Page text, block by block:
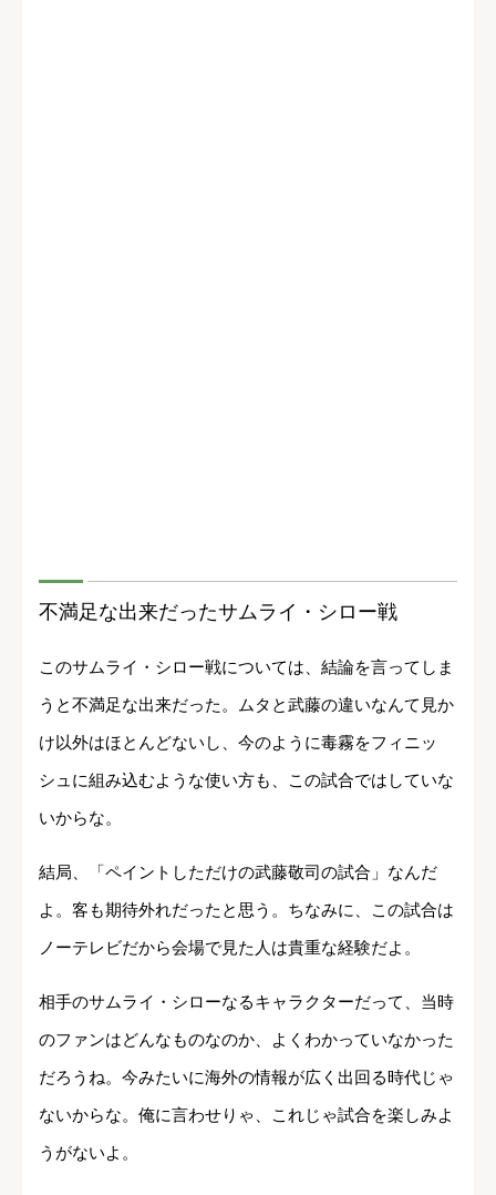
不満足な出来だったサムライ・シロー戦
このサムライ・シロー戦については、結論を言ってしま
うと不満足な出来だった。ムタと武藤の違いなんて見か
け以外はほとんどないし、今のように毒霧をフィニッ
シュに組み込むような使い方も、この試合ではしていな
いからな。
結局、「ペイントしただけの武藤敬司の試合」なんだ
よ。客も期待外れだったと思う。ちなみに、この試合は
ノーテレビだから会場で見た人は貴重な経験だよ。
相手のサムライ・シローなるキャラクターだって、当時
のファンはどんなものなのか、よくわかっていなかった
だろうね。今みたいに海外の情報が広く出回る時代じゃ
ないからな。俺に言わせりゃ、これじゃ試合を楽しみよ
うがないよ。